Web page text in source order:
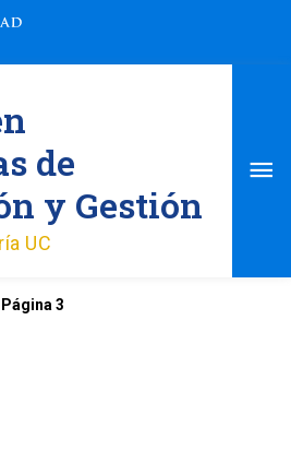
de
y Gestión
UC
Página 3